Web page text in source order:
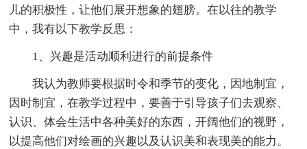
儿的积极性，让他们展开想象的翅膀。在以往的教学
中，我有以下教学反思：
1、兴趣是活动顺利进行的前提条件
我认为教师要根据时令和季节的变化，因地制宜，
因时制宜，在教学过程中，要善于引导孩子们去观察、
认识、体会生活中各种美好的东西，开阔他们的视野，
以提高他们对绘画的兴趣以及认识美和表现美的能力。